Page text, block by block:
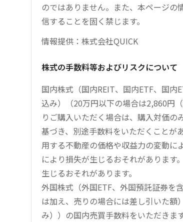
のではありません。また、本ページ
信することを固く禁じます。
情報提供：株式会社QUICK
株式の手数料等およびリスクについて
国内株式（国内REIT、国内ETF、国
込み）（20万円以下の場合は2,860円
りご購入いただく場合は、購入対価
基づき、別途手数料をいただくことが
用する不動産の価格や収益力の変動に
により損失が生じるおそれがありま
生じるおそれがあります。
外国株式（外国ETF、外国預託証券を
は加え、売りの場合には差し引いた
み））の国内売買手数料をいただきま